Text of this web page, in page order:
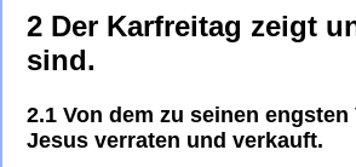
2 Der Karfreitag zeigt
sind.
2.1 Von dem zu seinen
Jesus verraten und verkauft.